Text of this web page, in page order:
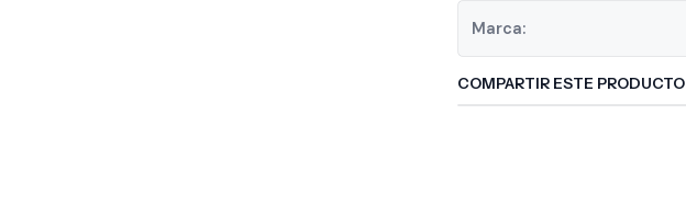
Marca:
COMPARTIR ESTE PRODUCTO